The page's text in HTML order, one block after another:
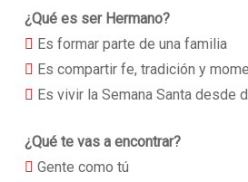
¿Qué es ser Hermano?
 Es formar parte de una familia
 Es compartir fe, tradición y
 Es vivir la Semana Santa desde
¿Qué te vas a encontrar?
 Gente como tú